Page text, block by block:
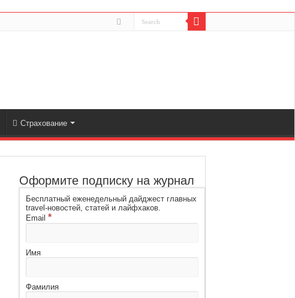
Страхование
Оформите подписку на журнал
Бесплатный еженедельный дайджест главных
travel-новостей, статей и лайфхаков.
Email *
Имя
Фамилия